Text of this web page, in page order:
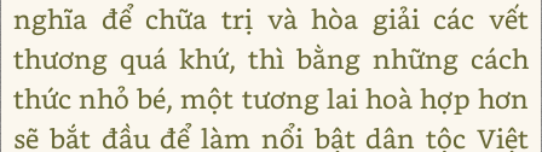
nghĩa để chữa trị và hòa giải các vết
thương quá khứ, thì bằng những cách
thức nhỏ bé, một tương lai hoà hợp hơn
sẽ bắt đầu để làm nổi bật dân tộc Việt